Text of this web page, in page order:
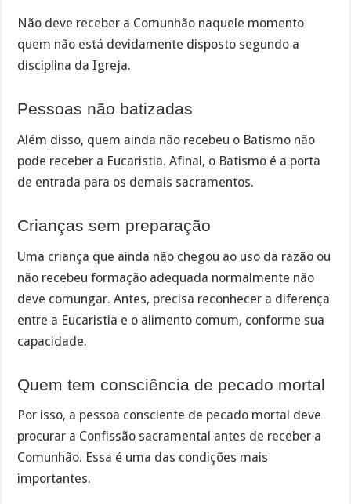
Não deve receber a Comunhão naquele momento
quem não está devidamente disposto segundo a
disciplina da Igreja.
Pessoas não batizadas
Além disso, quem ainda não recebeu o Batismo não
pode receber a Eucaristia. Afinal, o Batismo é a porta
de entrada para os demais sacramentos.
Crianças sem preparação
Uma criança que ainda não chegou ao uso da razão ou
não recebeu formação adequada normalmente não
deve comungar. Antes, precisa reconhecer a diferença
entre a Eucaristia e o alimento comum, conforme sua
capacidade.
Quem tem consciência de pecado mortal
Por isso, a pessoa consciente de pecado mortal deve
procurar a Confissão sacramental antes de receber a
Comunhão. Essa é uma das condições mais
importantes.